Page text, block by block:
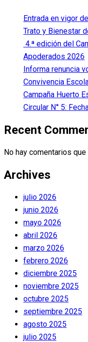
Entrada en vigor
Trato y Bienestar
4.ª edición del
Apoderados 2026
Informa renuncia
Convivencia
Campaña Huerto
Circular N° 5:
Recent
No hay comentarios que
Archives
julio 2026
junio 2026
mayo 2026
abril 2026
marzo 2026
febrero 2026
diciembre 2025
noviembre 2025
octubre 2025
septiembre 2025
agosto 2025
julio 2025